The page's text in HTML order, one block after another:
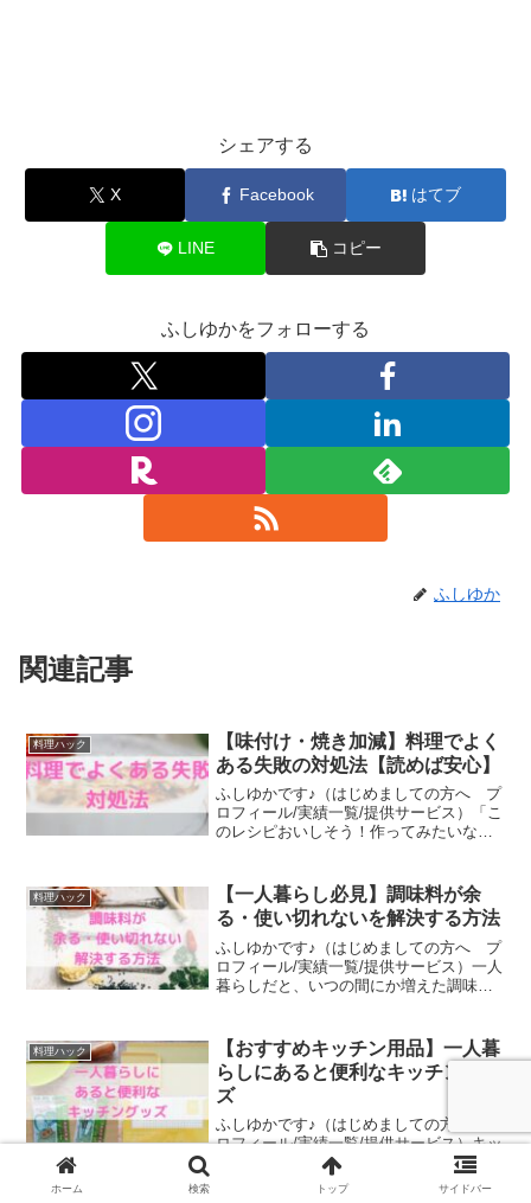
シェアする
X Facebook はてブ
LINE コピー
ふしゆかをフォローする
ふしゆか
関連記事
料理ハック
【味付け・焼き加減】料理でよく
ある失敗の対処法【読めば安心】
ふしゆかです♪（はじめましての方へ プ
ロフィール/実績一覧/提供サービス）「こ
のレシピおいしそう！作ってみたいなあ♪
もう食べられないのかな？」もし料理で
失敗しちゃって...
料理ハック
【一人暮らし必見】調味料が余
る・使い切れないを解決する方法
ふしゆかです♪（はじめましての方へ プ
ロフィール/実績一覧/提供サービス）一人
暮らしだと、いつの間にか増えた調味料
因は、持っている調味料の数が多すぎる
から。よく使う調味...
料理ハック
【おすすめキッチン用品】一人暮
らしにあると便利なキッチングッ
ズ
ふしゆかです♪（はじめましての方へ プ
ロフィール/実績一覧/提供サービス）キッ
チングッズって、便利そうなものがいろ
いろあって見飽きないですよね♡でも、
ホーム 検索 トップ サイドバー